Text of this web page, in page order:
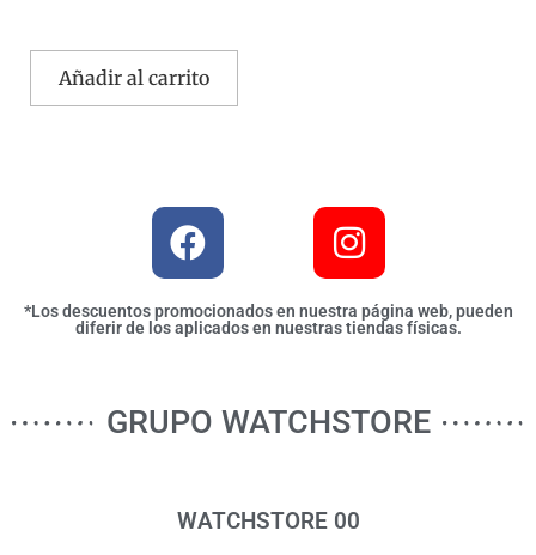
Añadir al carrito
*Los descuentos promocionados en nuestra página web, pueden
diferir de los aplicados en nuestras tiendas físicas.
GRUPO WATCHSTORE
WATCHSTORE 00